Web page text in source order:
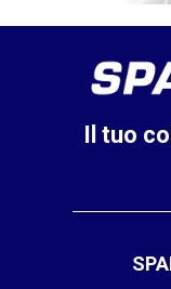
Il tuo